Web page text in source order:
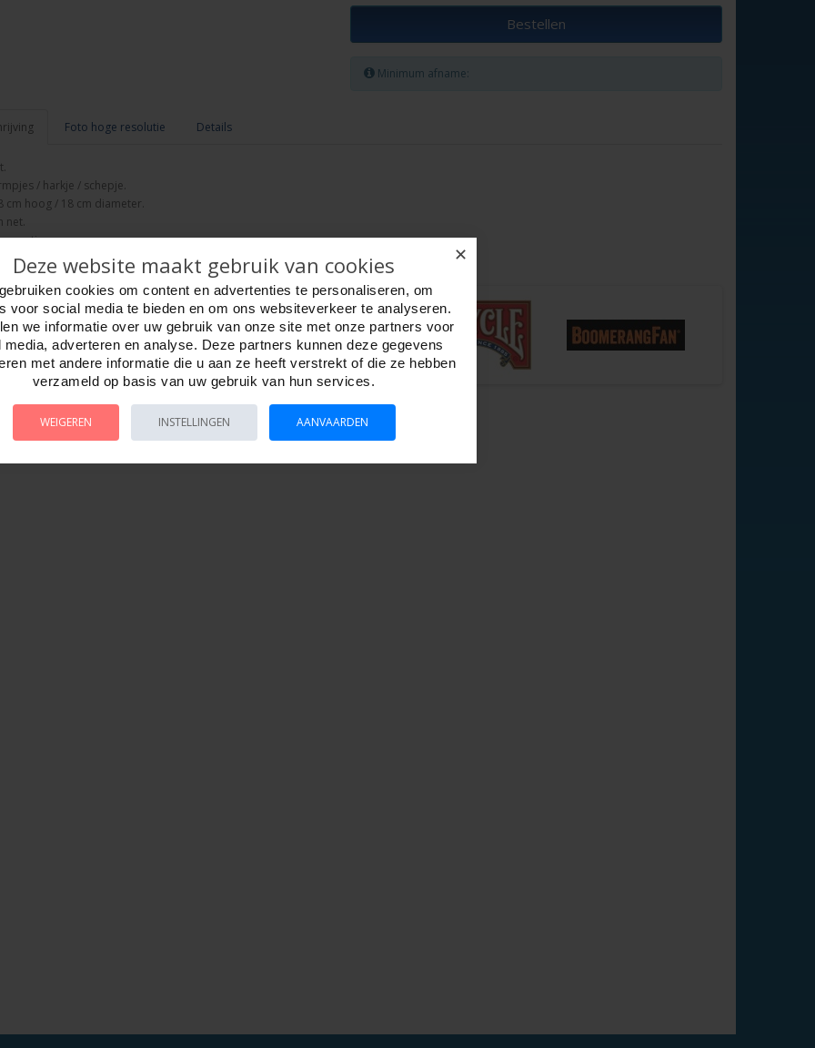
Bestellen
Minimum afname:
Foto hoge resolutie Details
/ harkje / schepje.
cm hoog / 18 cm diameter.
net.
Gefabriceerd in de EU.
✕
Deze website maakt gebruik van cookies
cookies om content en advertenties te personaliseren, om
voor social media te bieden en om ons websiteverkeer te analyseren.
we informatie over uw gebruik van onze site met onze partners voor
media, adverteren en analyse. Deze partners kunnen deze gegevens
met andere informatie die u aan ze heeft verstrekt of die ze hebben
verzameld op basis van uw gebruik van hun services.
WEIGEREN INSTELLINGEN AANVAARDEN